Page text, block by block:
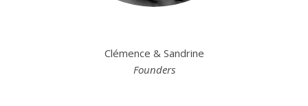
Clémence & Sandrine
Founders